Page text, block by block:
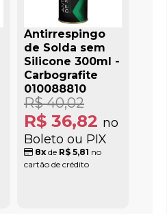
Antirrespingo
de Solda sem
Silicone 300ml -
Carbografite
010088810
R$ 36,82 no
Boleto ou PIX
R$ 40,02
8xde R$ 5,81 no
cartão de crédito